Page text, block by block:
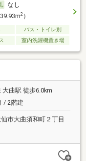
なし
2）
バス・トイレ別
室内洗濯機置き場
大曲駅 徒歩6.0km
/ 2階建
市大曲須和町２丁目